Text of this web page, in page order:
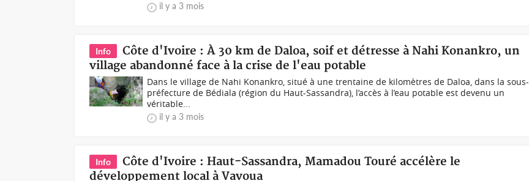
il y a 3 mois
Info
Côte d'Ivoire : À 30 km de Daloa, soif et détresse à Nahi Konankro, un
village abandonné face à la crise de l'eau potable
Dans le village de Nahi Konankro, situé à une trentaine de kilomètres de Daloa, dans la sous-
préfecture de Bédiala (région du Haut-Sassandra), l’accès à l’eau potable est devenu un
véritable...
il y a 3 mois
Info
Côte d'Ivoire : Haut-Sassandra, Mamadou Touré accélère le
développement local à Vavoua